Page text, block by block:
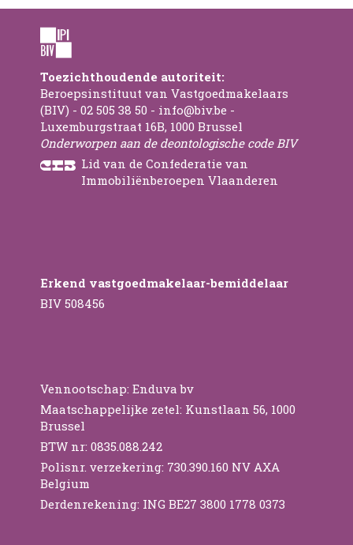
Toezichthoudende autoriteit:
Beroepsinstituut van Vastgoedmakelaars
(BIV) - 02 505 38 50 - info@biv.be -
Luxemburgstraat 16B, 1000 Brussel
Onderworpen aan de deontologische code BIV
Lid van de Confederatie van
Immobiliënberoepen Vlaanderen
Erkend vastgoedmakelaar-bemiddelaar
BIV 508456
Vennootschap: Enduva bv
Maatschappelijke zetel: Kunstlaan 56, 1000
Brussel
BTW nr: 0835.088.242
Polisnr. verzekering: 730.390.160 NV AXA
Belgium
Derdenrekening: ING BE27 3800 1778 0373